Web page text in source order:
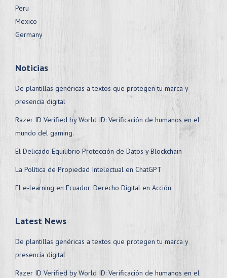
Peru
Mexico
Germany
Noticias
De plantillas genéricas a textos que protegen tu marca y
presencia digital
Razer ID Verified by World ID: Verificación de humanos en el
mundo del gaming.
El Delicado Equilibrio Protección de Datos y Blockchain
La Política de Propiedad Intelectual en ChatGPT
El e-learning en Ecuador: Derecho Digital en Acción
Latest News
De plantillas genéricas a textos que protegen tu marca y
presencia digital
Razer ID Verified by World ID: Verificación de humanos en el